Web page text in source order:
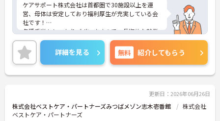
ケアサポート株式会社は首都圏で30施設以上を運
営、母体は安定しており福利厚生が充実している会
社です！
各種手当もしっかりございますので、長期的な就業
をしやすい環境があります。
未経験やブランクのある方でもOJT研修などで手厚
くサポートしてくれますので、安心して入社できま
す。
ご興味のある方は、詳細や面接のポイントもお伝え
詳細を見る 無料 紹介してもらう
更新日：2026年06月26日
株式会社ベストケア・パートナーズみつばメゾン志木壱番館
株式会社
ベストケア・パートナーズ